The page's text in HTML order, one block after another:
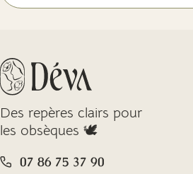
Des repères clairs pour
les obsèques 🕊️
07 86 75 37 90